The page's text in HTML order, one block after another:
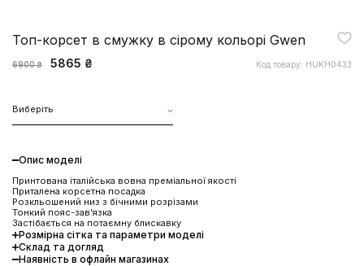
Топ-корсет в смужку в сірому кольорі Gwen
6900 ₴ 5865 ₴ Код товару: HUKH0433
Виберіть
Опис моделі
Принтована італійська вовна преміальної якості
Приталена корсетна посадка
Розкльошений низ з бічними розрізами
Тонкий пояс-зав'язка
Застібається на потаємну блискавку
Розмірна сітка та параметри моделі
Склад та догляд
Наявність в офлайн магазинах